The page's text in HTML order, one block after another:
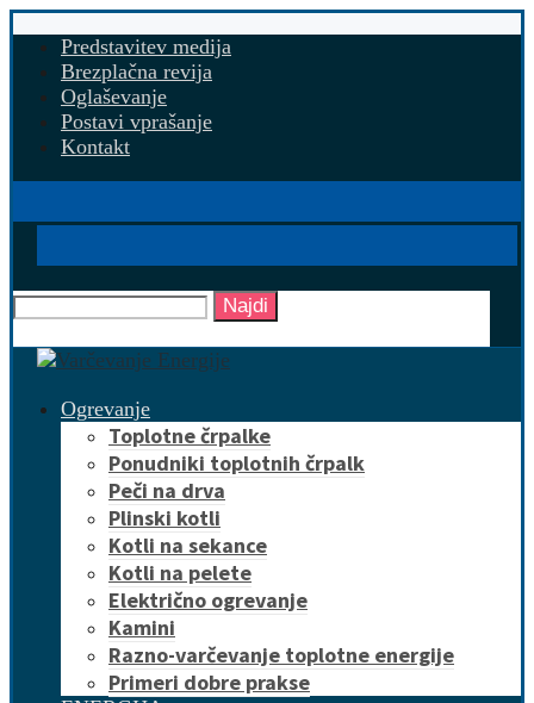
Predstavitev medija
Brezplačna revija
Oglaševanje
Postavi vprašanje
Kontakt
Najdi
Ogrevanje
Toplotne črpalke
Ponudniki toplotnih črpalk
Peči na drva
Plinski kotli
Kotli na sekance
Kotli na pelete
Električno ogrevanje
Kamini
Razno-varčevanje toplotne energije
Primeri dobre prakse